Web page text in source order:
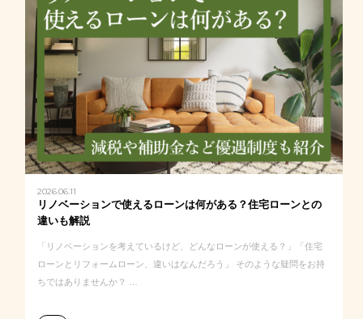
2026.06.11
リノベーションで使えるローンは何がある？住宅ローンとの
違いも解説
「リノベーションを考えているけど、どんなローンが使える？」「住宅
ローンとリフォームローン、違いはなんだろう」 そのような疑問をお持
ちではありませんか？ …